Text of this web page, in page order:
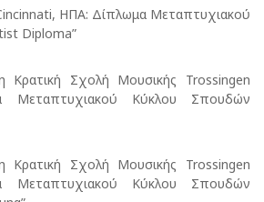
ΗΠΑ: Δίπλωμα Μεταπτυχιακού
Diploma”
Σχολή Μουσικής Trossingen
Μεταπτυχιακού Κύκλου Σπουδών
Σχολή Μουσικής Trossingen
Μεταπτυχιακού Κύκλου Σπουδών